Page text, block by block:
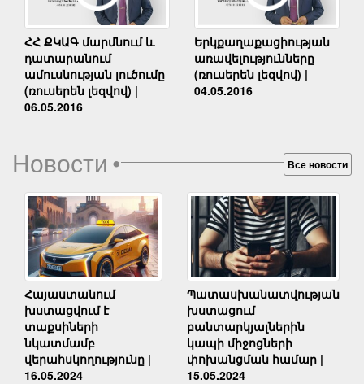
ՀՀ ՔԿԱԳ մարմնում և
դատարանում
ամուսնության լուծումը
(ռուսերեն լեզվով) |
06.05.2016
Երկքաղաքացիության
առավելությունները
(ռուսերեն լեզվով) |
04.05.2016
Новости• Все новости
Հայաստանում
խստացվում է
տաքսիների
նկատմամբ
վերահսկողությունը |
16.05.2024
Պատասխանատվության
խստացում
բանտարկյալներին
կապի միջոցների
փոխանցման համար |
15.05.2024